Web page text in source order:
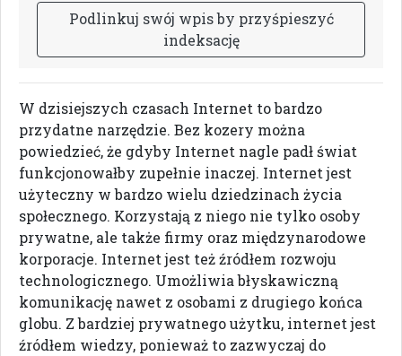
Podlinkuj swój wpisby przyśpieszyć
indeksację
W dzisiejszych czasach Internet to bardzo
przydatne narzędzie. Bez kozery można
powiedzieć, że gdyby Internet nagle padł świat
funkcjonowałby zupełnie inaczej. Internet jest
użyteczny w bardzo wielu dziedzinach życia
społecznego. Korzystają z niego nie tylko osoby
prywatne, ale także firmy oraz międzynarodowe
korporacje. Internet jest też źródłem rozwoju
technologicznego. Umożliwia błyskawiczną
komunikację nawet z osobami z drugiego końca
globu. Z bardziej prywatnego użytku, internet jest
źródłem wiedzy, ponieważ to zazwyczaj do